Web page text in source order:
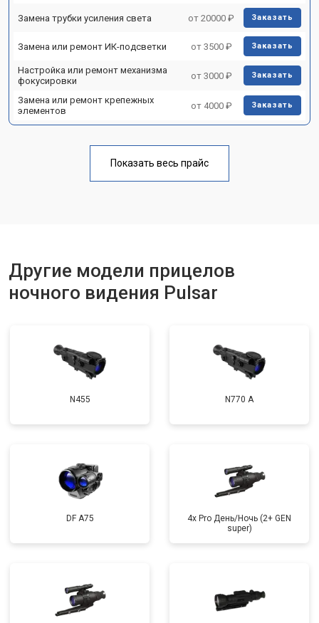
Замена трубки усиления света от 20000 ₽ Заказать
Замена или ремонт ИК-подсветки от 3500 ₽ Заказать
Настройка или ремонт механизма
фокусировки
от 3000 ₽ Заказать
Замена или ремонт крепежных
элементов
от 4000 ₽ Заказать
Показать весь прайс
Другие модели прицелов
ночного видения Pulsar
N455 N770 А
DF A75
4x Pro День/Ночь (2+ GEN
super)